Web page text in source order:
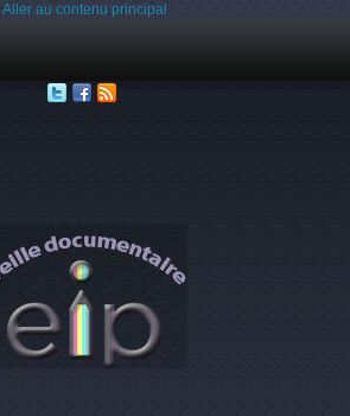
Aller au contenu principal